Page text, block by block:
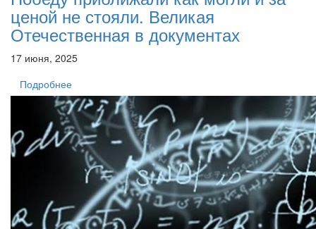
ценой не стояли. Великая
Отечественная в документах
17 июня, 2025
Подробнее